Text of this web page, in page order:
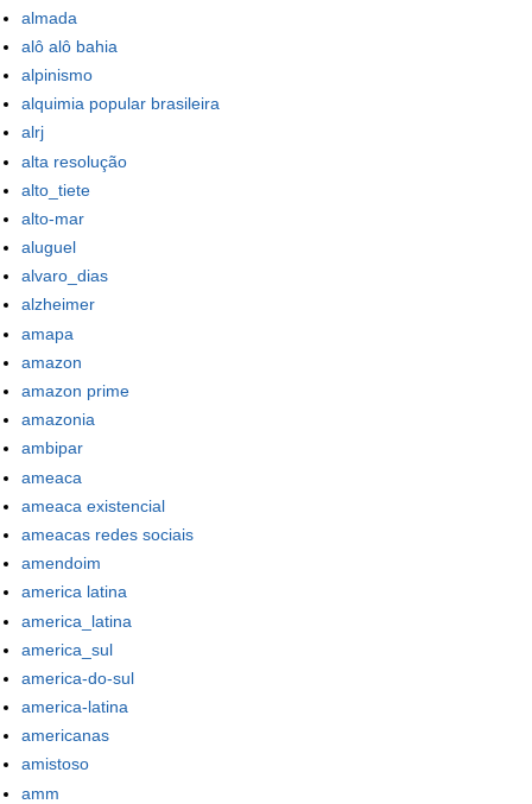
almada
alô alô bahia
alpinismo
alquimia popular brasileira
alrj
alta resolução
alto_tiete
alto-mar
aluguel
alvaro_dias
alzheimer
amapa
amazon
amazon prime
amazonia
ambipar
ameaca
ameaca existencial
ameacas redes sociais
amendoim
america latina
america_latina
america_sul
america-do-sul
america-latina
americanas
amistoso
amm